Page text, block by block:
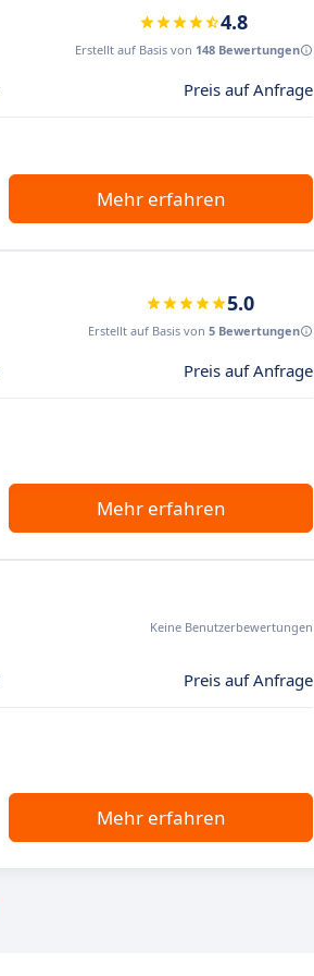
4.8
Erstellt auf Basis von 148 Bewertungen
Preis auf Anfrage
Mehr erfahren
5.0
Erstellt auf Basis von 5 Bewertungen
Preis auf Anfrage
Mehr erfahren
Keine Benutzerbewertungen
Preis auf Anfrage
Mehr erfahren